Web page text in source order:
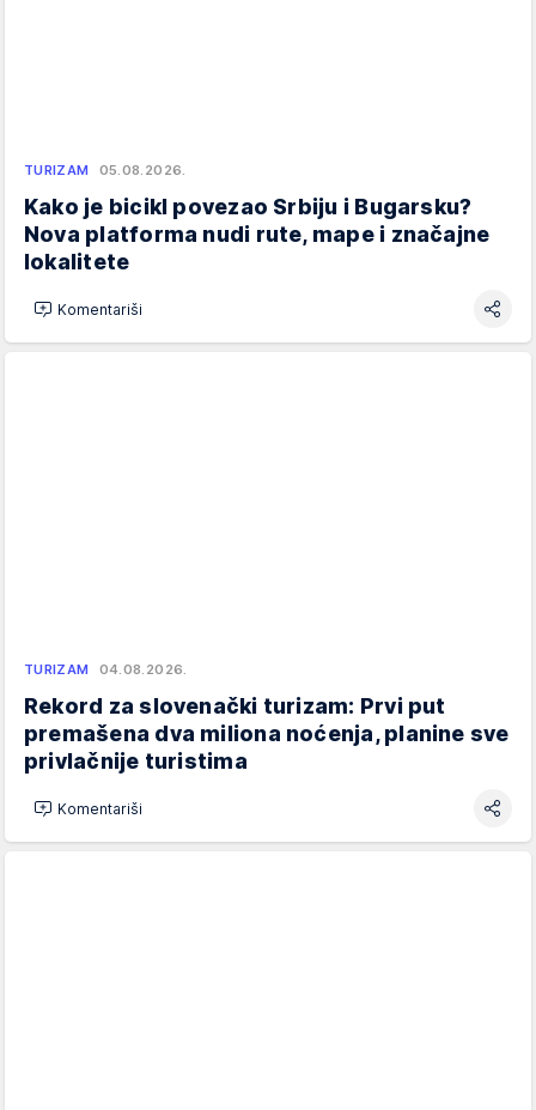
TURIZAM 05.08.2026.
Kako je bicikl povezao Srbiju i Bugarsku?
Nova platforma nudi rute, mape i značajne
lokalitete
Komentariši
TURIZAM 04.08.2026.
Rekord za slovenački turizam: Prvi put
premašena dva miliona noćenja, planine sve
privlačnije turistima
Komentariši